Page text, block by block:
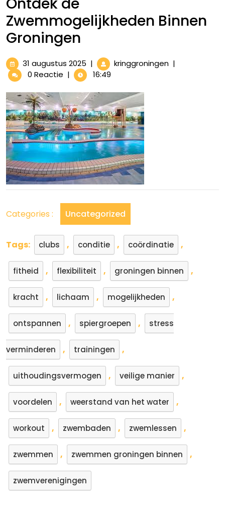
Zwemmogelijkheden Binnen
Groningen
31 augustus 2025 31
augustus
| kringgroningenOntdek
|
0 Reactie | 16:49
Categories : Uncategorized
Tags: clubs , conditie , coördinatie ,
fitheid , flexibiliteit , groningen binnen ,
kracht , lichaam , mogelijkheden ,
ontspannen , spiergroepen , stress
verminderen , trainingen ,
uithoudingsvermogen , veilige manier ,
voordelen , weerstand van het water ,
workout , zwembaden , zwemlessen ,
zwemmen , zwemmen groningen binnen ,
zwemverenigingen